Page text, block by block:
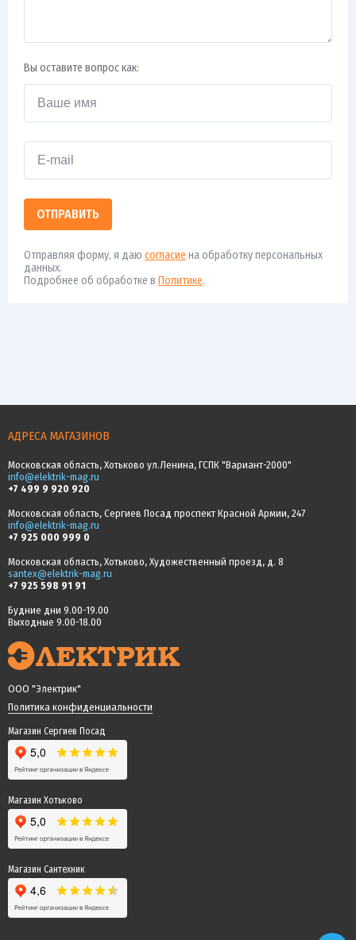
Вы оставите вопрос как:
ОТПРАВИТЬ
Отправляя форму, я даю согласие на обработку персональных
данных.
Подробнее об обработке в Политике.
АДРЕСА МАГАЗИНОВ
Московская область, Хотьково ул.Ленина, ГСПК "Вариант-2000"
info@elektrik-mag.ru
+7 499 9 920 920
Московская область, Сергиев Посад проспект Красной Армии, 247
info@elektrik-mag.ru
+7 925 000 999 0
Московская область, Хотьково, Художественный проезд, д. 8
santex@elektrik-mag.ru
+7 925 598 91 91
Будние дни 9.00-19.00
Выходные 9.00-18.00
ООО "Электрик"
Политика конфиденциальности
Магазин Сергиев Посад
Магазин Хотьково
Магазин Сантехник